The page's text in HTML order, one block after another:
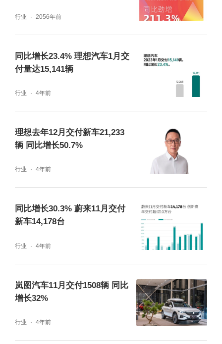
行业 2056年前
同比增长23.4% 理想汽车1月交
付量达15,141辆
行业 4年前
理想去年12月交付新车21,233
辆 同比增长50.7%
行业 4年前
同比增长30.3% 蔚来11月交付
新车14,178台
行业 4年前
岚图汽车11月交付1508辆 同比
增长32%
行业 4年前